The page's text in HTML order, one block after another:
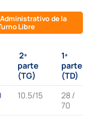
de la
Libre
2ª
parte
(TG)
1ª
parte
(TD)
10.5/15
28 /
70